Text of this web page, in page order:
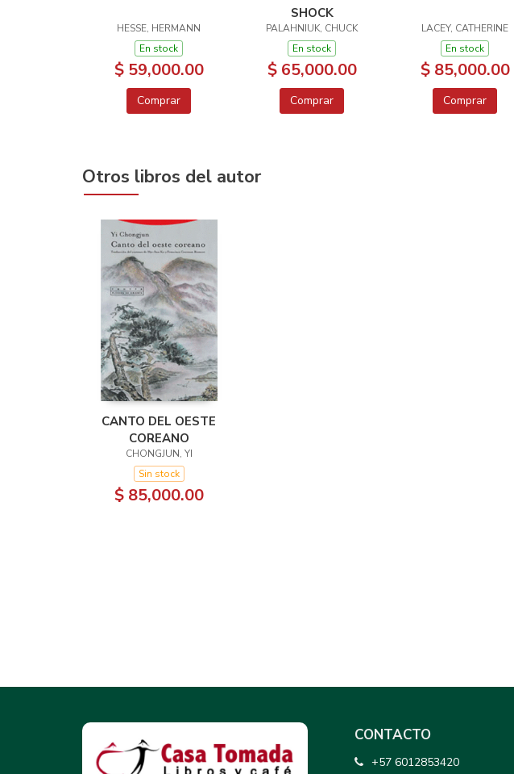
HESSE, HERMANN
En stock
$ 59,000.00
Comprar
SHOCK
PALAHNIUK, CHUCK
En stock
$ 65,000.00
Comprar
LACEY, CATHERINE
En stock
$ 85,000.00
Comprar
Otros libros del autor
CANTO DEL OESTE
COREANO
CHONGJUN, YI
Sin stock
$ 85,000.00
CONTACTO
+57 6012853420